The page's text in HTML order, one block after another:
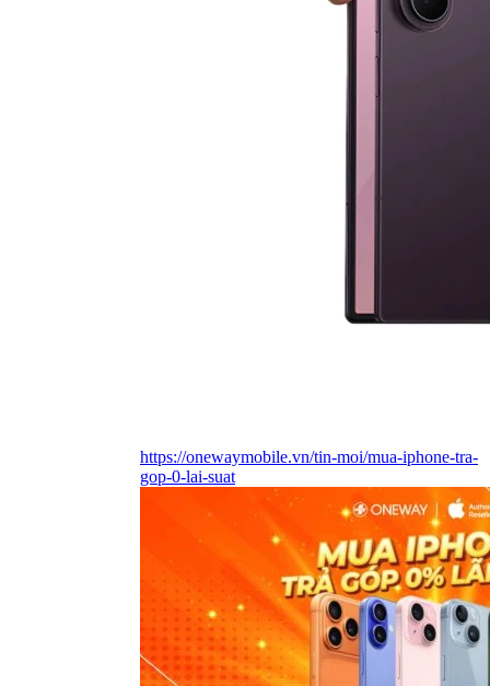
https://onewaymobile.vn/tin-moi/mua-iphone-tra-
gop-0-lai-suat